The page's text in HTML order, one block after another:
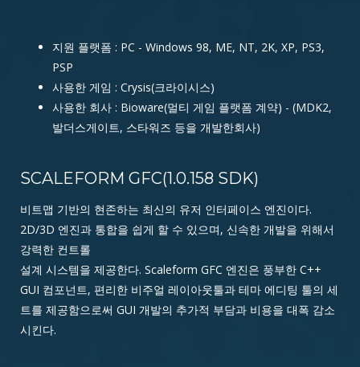
지원 플랫폼 : PC - Windows 98, ME, NT, 2K, XP, PS3,
PSP
사용한 게임 : Crysis(크라이시스)
사용한 회사 : Bioware(멀티 게임 플랫폼 계약) - (MDK2,
발더스게이트, 스타워즈 등을 개발한회사)
SCALEFORM GFC(1.0.158 SDK)
비트맵 기반의 현존하는 최신의 유저 인터페이스 엔진이다.
2D/3D 엔진과 통합을 쉽게 할 수 있으며, 신속한 개발을 위해서
강력한 컨트롤
설계 시스템을 제공한다. Scaleform GFC 엔진은 풍부한 C++
GUI 컴포넌트, 편리한 비주얼 레이아웃툴과 테마 에디팅 툴의 세
트를 제공함으로써 GUI 개발의 추가적 부담과 비용을 대폭 감소
시킨다.